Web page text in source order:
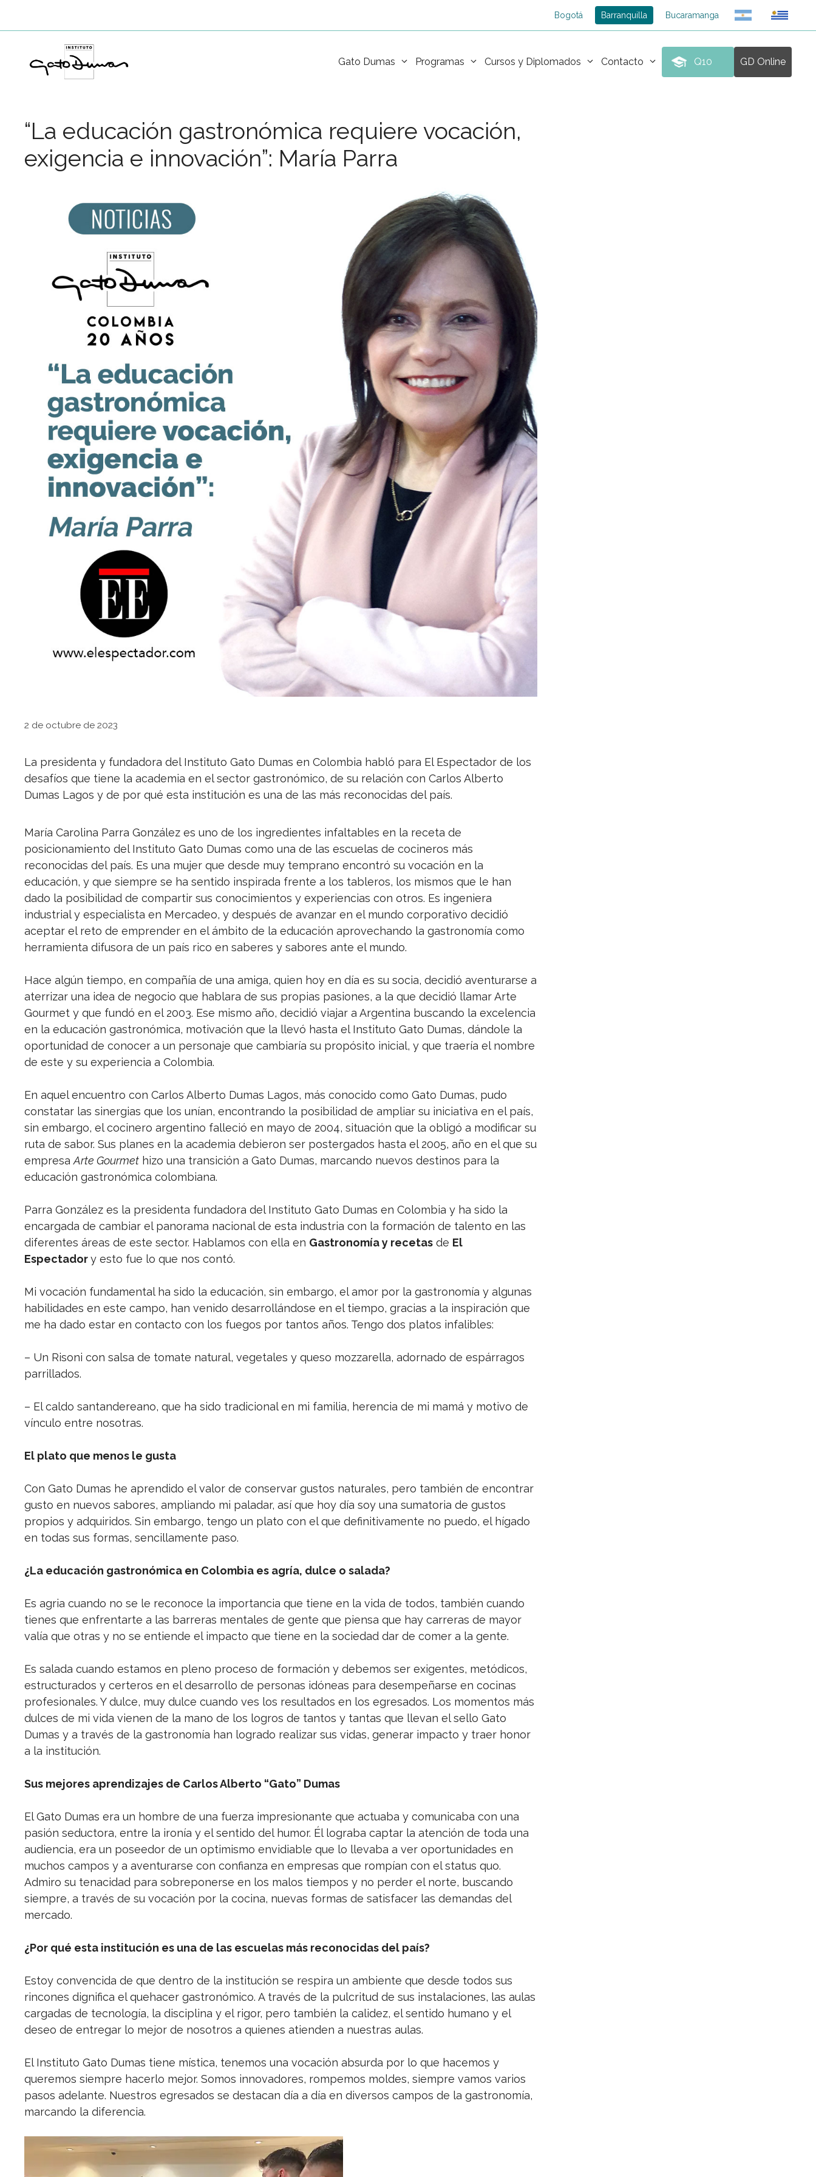
Bogotá Barranquilla Bucaramanga
Gato Dumas Programas Cursos y Diplomados Contacto Q10 GD Online
“La educación gastronómica requiere vocación,
exigencia e innovación”: María Parra
2 de octubre de 2023
La presidenta y fundadora del Instituto Gato Dumas en Colombia habló para El Espectador de los
desafíos que tiene la academia en el sector gastronómico, de su relación con Carlos Alberto
Dumas Lagos y de por qué esta institución es una de las más reconocidas del país.
María Carolina Parra González es uno de los ingredientes infaltables en la receta de
posicionamiento del Instituto Gato Dumas como una de las escuelas de cocineros más
reconocidas del país. Es una mujer que desde muy temprano encontró su vocación en la
educación, y que siempre se ha sentido inspirada frente a los tableros, los mismos que le han
dado la posibilidad de compartir sus conocimientos y experiencias con otros. Es ingeniera
industrial y especialista en Mercadeo, y después de avanzar en el mundo corporativo decidió
aceptar el reto de emprender en el ámbito de la educación aprovechando la gastronomía como
herramienta difusora de un país rico en saberes y sabores ante el mundo.
Hace algún tiempo, en compañía de una amiga, quien hoy en día es su socia, decidió aventurarse a
aterrizar una idea de negocio que hablara de sus propias pasiones, a la que decidió llamar Arte
Gourmet y que fundó en el 2003. Ese mismo año, decidió viajar a Argentina buscando la excelencia
en la educación gastronómica, motivación que la llevó hasta el Instituto Gato Dumas, dándole la
oportunidad de conocer a un personaje que cambiaría su propósito inicial, y que traería el nombre
de este y su experiencia a Colombia.
En aquel encuentro con Carlos Alberto Dumas Lagos, más conocido como Gato Dumas, pudo
constatar las sinergias que los unían, encontrando la posibilidad de ampliar su iniciativa en el país,
sin embargo, el cocinero argentino falleció en mayo de 2004, situación que la obligó a modificar su
ruta de sabor. Sus planes en la academia debieron ser postergados hasta el 2005, año en el que su
empresaArte Gourmet hizo una transición a Gato Dumas, marcando nuevos destinos para la
educación gastronómica colombiana.
Parra González es la presidenta fundadora del Instituto Gato Dumas en Colombia y ha sido la
encargada de cambiar el panorama nacional de esta industria con la formación de talento en las
diferentes áreas de este sector. Hablamos con ella en Gastronomía y recetas de El
Espectadory esto fue lo que nos contó.
Mi vocación fundamental ha sido la educación, sin embargo, el amor por la gastronomía y algunas
habilidades en este campo, han venido desarrollándose en el tiempo, gracias a la inspiración que
me ha dado estar en contacto con los fuegos por tantos años. Tengo dos platos infalibles:
– Un Risoni con salsa de tomate natural, vegetales y queso mozzarella, adornado de espárragos
parrillados.
– El caldo santandereano, que ha sido tradicional en mi familia, herencia de mi mamá y motivo de
vínculo entre nosotras.
El plato que menos le gusta
Con Gato Dumas he aprendido el valor de conservar gustos naturales, pero también de encontrar
gusto en nuevos sabores, ampliando mi paladar, así que hoy día soy una sumatoria de gustos
propios y adquiridos. Sin embargo, tengo un plato con el que definitivamente no puedo, el hígado
en todas sus formas, sencillamente paso.
¿La educación gastronómica en Colombia es agría, dulce o salada?
Es agria cuando no se le reconoce la importancia que tiene en la vida de todos, también cuando
tienes que enfrentarte a las barreras mentales de gente que piensa que hay carreras de mayor
valía que otras y no se entiende el impacto que tiene en la sociedad dar de comer a la gente.
Es salada cuando estamos en pleno proceso de formación y debemos ser exigentes, metódicos,
estructurados y certeros en el desarrollo de personas idóneas para desempeñarse en cocinas
profesionales. Y dulce, muy dulce cuando ves los resultados en los egresados. Los momentos más
dulces de mi vida vienen de la mano de los logros de tantos y tantas que llevan el sello Gato
Dumas y a través de la gastronomía han logrado realizar sus vidas, generar impacto y traer honor
a la institución.
Sus mejores aprendizajes de Carlos Alberto “Gato” Dumas
El Gato Dumas era un hombre de una fuerza impresionante que actuaba y comunicaba con una
pasión seductora, entre la ironía y el sentido del humor. Él lograba captar la atención de toda una
audiencia, era un poseedor de un optimismo envidiable que lo llevaba a ver oportunidades en
muchos campos y a aventurarse con confianza en empresas que rompían con el status quo.
Admiro su tenacidad para sobreponerse en los malos tiempos y no perder el norte, buscando
siempre, a través de su vocación por la cocina, nuevas formas de satisfacer las demandas del
mercado.
¿Por qué esta institución es una de las escuelas más reconocidas del país?
Estoy convencida de que dentro de la institución se respira un ambiente que desde todos sus
rincones dignifica el quehacer gastronómico. A través de la pulcritud de sus instalaciones, las aulas
cargadas de tecnología, la disciplina y el rigor, pero también la calidez, el sentido humano y el
deseo de entregar lo mejor de nosotros a quienes atienden a nuestras aulas.
El Instituto Gato Dumas tiene mística, tenemos una vocación absurda por lo que hacemos y
queremos siempre hacerlo mejor. Somos innovadores, rompemos moldes, siempre vamos varios
pasos adelante. Nuestros egresados se destacan día a día en diversos campos de la gastronomía,
marcando la diferencia.